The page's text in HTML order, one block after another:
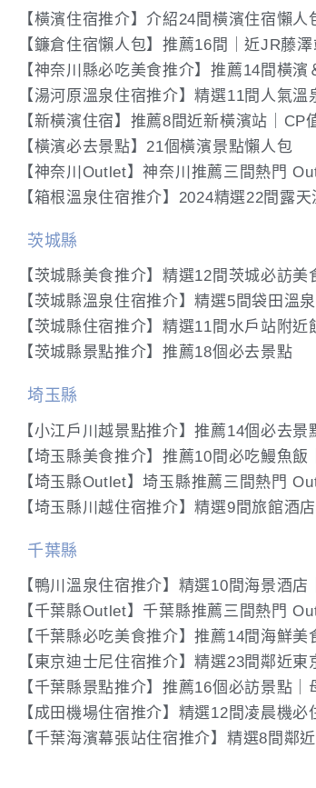
【橫濱住宿推介】介紹24間橫濱住宿懶人
【鐮倉住宿懶人包】推薦16間｜近JR藤
【神奈川縣必吃美食推介】推薦14間橫濱
【湯河原溫泉住宿推介】精選11間人氣溫
【新橫濱住宿】推薦8間近新橫濱站｜CP
【橫濱必去景點】21個橫濱景點懶人包
【神奈川Outlet】神奈川推薦三間熱門
【箱根溫泉住宿推介】2024精選22間露
茨城縣
【茨城縣美食推介】精選12間茨城必訪美
【茨城縣溫泉住宿推介】精選5間袋田溫
【茨城縣住宿推介】精選11間水戶站附
【茨城縣景點推介】推薦18個必去景點
埼玉縣
【小江戶川越景點推介】推薦14個必去景
【埼玉縣美食推介】推薦10間必吃鰻魚飯
【埼玉縣Outlet】埼玉縣推薦三間熱門
【埼玉縣川越住宿推介】精選9間旅館酒
千葉縣
【鴨川溫泉住宿推介】精選10間海景酒店
【千葉縣Outlet】千葉縣推薦三間熱門
【千葉縣必吃美食推介】推薦14間海鮮美
【東京迪士尼住宿推介】精選23間鄰近
【千葉縣景點推介】推薦16個必訪景點
【成田機場住宿推介】精選12間凌晨機
【千葉海濱幕張站住宿推介】精選8間鄰